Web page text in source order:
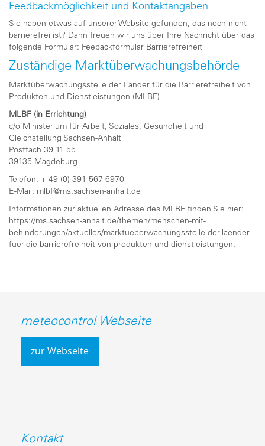
Feedbackmöglichkeit und Kontaktangaben
Sie haben etwas auf unserer Website gefunden, das noch nicht
barrierefrei ist? Dann freuen wir uns über Ihre Nachricht über das
folgende Formular: Feebackformular Barrierefreiheit
Zuständige Marktüberwachungsbehörde
Marktüberwachungsstelle der Länder für die Barrierefreiheit von
Produkten und Dienstleistungen (MLBF)
MLBF (in Errichtung)
c/o Ministerium für Arbeit, Soziales, Gesundheit und
Gleichstellung Sachsen-Anhalt
Postfach 39 11 55
39135 Magdeburg
Telefon: + 49 (0) 391 567 6970
E-Mail: mlbf@ms.sachsen-anhalt.de
Informationen zur aktuellen Adresse des MLBF finden Sie hier:
https://ms.sachsen-anhalt.de/themen/menschen-mit-
behinderungen/aktuelles/marktueberwachungsstelle-der-laender-
fuer-die-barrierefreiheit-von-produkten-und-dienstleistungen.
meteocontrol Webseite
zur Webseite
Kontakt